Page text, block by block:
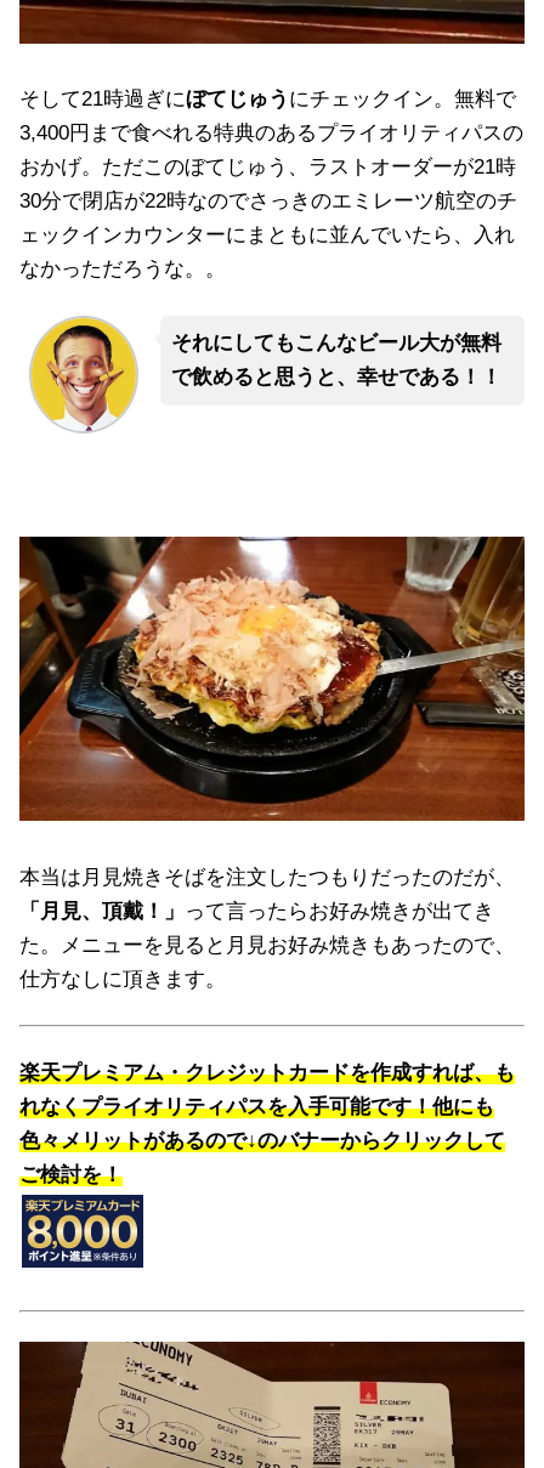
そして21時過ぎにぼてじゅう にチェックイン。無料で
3,400円まで食べれる特典のあるプライオリティパスの
おかげ。ただこのぼてじゅう、ラストオーダーが21時
30分で閉店が22時なのでさっきのエミレーツ航空のチ
ェックインカウンターにまともに並んでいたら、入れ
なかっただろうな。。
それにしてもこんなビール大が無料
で飲めると思うと、幸せである！！
本当は月見焼きそばを注文したつもりだったのだが、
「月見、頂戴！」 って言ったらお好み焼きが出てき
た。メニューを見ると月見お好み焼きもあったので、
仕方なしに頂きます。
楽天プレミアム・クレジットカードを作成すれば、も
れなくプライオリティパスを入手可能です！他にも
色々メリットがあるので↓のバナーからクリックして
ご検討を！